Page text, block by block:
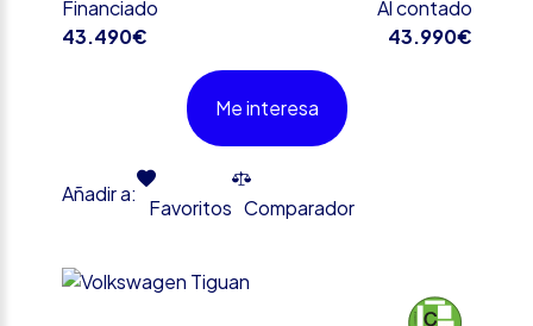
Financiado
43.490€
Al contado
43.990€
Me interesa
Añadir a:
Favoritos Comparador
%